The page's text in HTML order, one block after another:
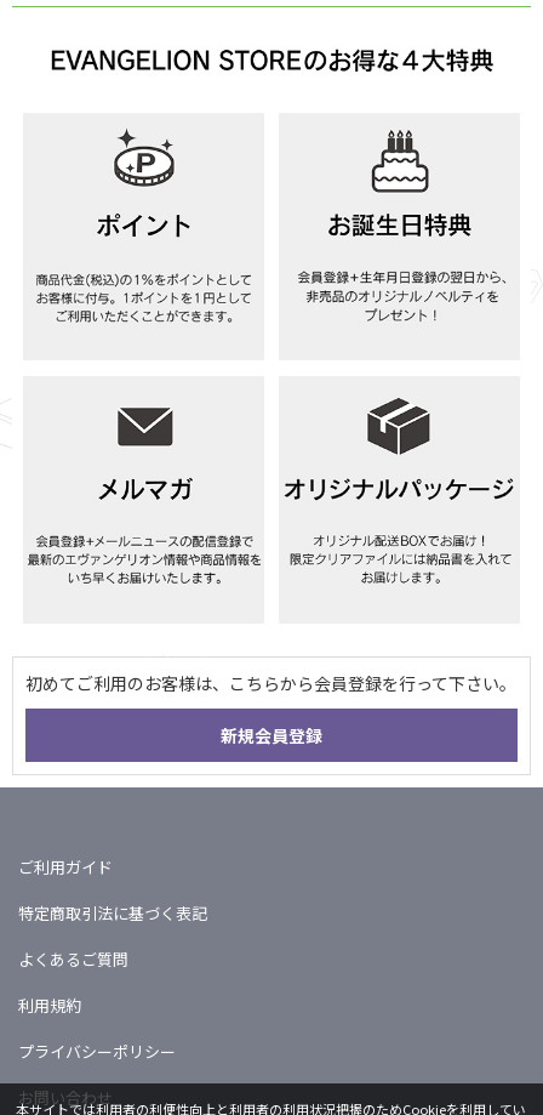
ご利用ガイド
特定商取引法に基づく表記
よくあるご質問
利用規約
プライバシーポリシー
お問い合わせ
本サイトでは利用者の利便性向上と利用者の利用状況把握のためCookieを利用してい